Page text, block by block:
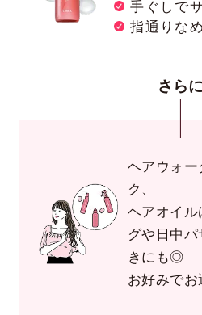
手ぐしで
指通りな
さらに
ヘアウォ
ク、
ヘアオイ
グや日中
きにも◎
お好みでお